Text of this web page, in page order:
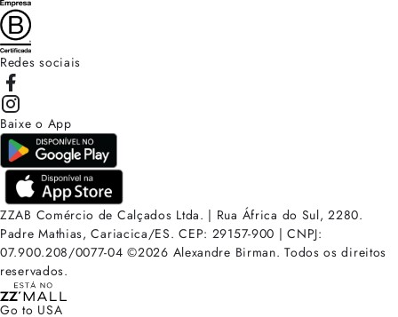
Redes sociais
Baixe o App
ZZAB Comércio de Calçados Ltda. | Rua África do Sul, 2280.
Padre Mathias, Cariacica/ES. CEP: 29157-900 | CNPJ:
07.900.208/0077-04 ©2026 Alexandre Birman. Todos os direitos
reservados.
Go to USA